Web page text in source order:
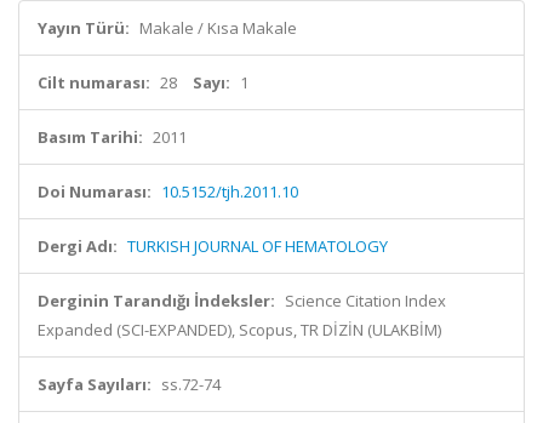
Yayın Türü: Makale / Kısa Makale
Cilt numarası: 28 Sayı: 1
Basım Tarihi: 2011
Doi Numarası: 10.5152/tjh.2011.10
Dergi Adı: TURKISH JOURNAL OF HEMATOLOGY
Derginin Tarandığı İndeksler: Science Citation Index
Expanded (SCI-EXPANDED), Scopus, TR DİZİN (ULAKBİM)
Sayfa Sayıları: ss.72-74